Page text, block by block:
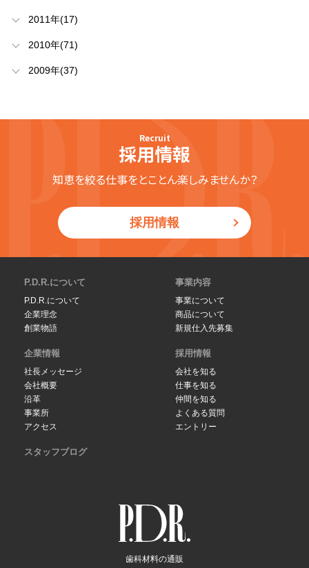
2011年(17)
2010年(71)
2009年(37)
Recruit
採用情報
知恵を絞る仕事をとことん楽しみませんか？
採用情報
歯科材料の通販
P.D.R.について
P.D.R.について
企業理念
創業物語
事業内容
事業について
商品について
新規仕入先募集
企業情報
社長メッセージ
会社概要
沿革
事業所
アクセス
採用情報
会社を知る
仕事を知る
仲間を知る
よくある質問
エントリー
スタッフブログ